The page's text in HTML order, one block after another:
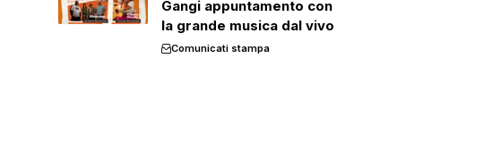
Gangi appuntamento con
la grande musica dal vivo
Comunicati stampa